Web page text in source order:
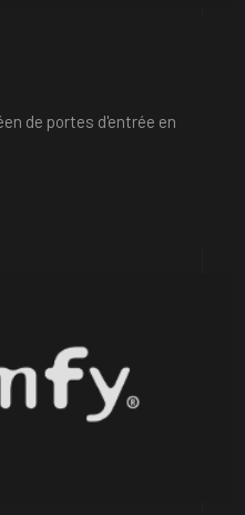
de portes d'entrée en